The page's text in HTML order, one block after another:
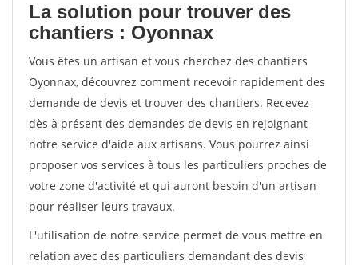
La solution pour trouver des
chantiers : Oyonnax
Vous êtes un artisan et vous cherchez des chantiers
Oyonnax, découvrez comment recevoir rapidement des
demande de devis et trouver des chantiers. Recevez
dès à présent des demandes de devis en rejoignant
notre service d'aide aux artisans. Vous pourrez ainsi
proposer vos services à tous les particuliers proches de
votre zone d'activité et qui auront besoin d'un artisan
pour réaliser leurs travaux.
L'utilisation de notre service permet de vous mettre en
relation avec des particuliers demandant des devis